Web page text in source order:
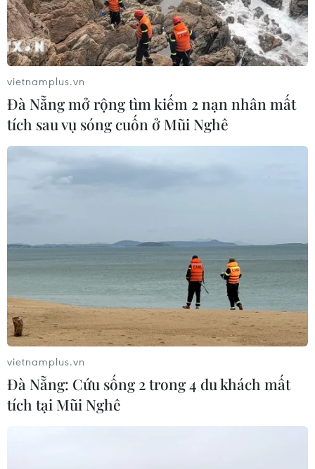
vietnamplus.vn
Đà Nẵng mở rộng tìm kiếm 2 nạn nhân mất
tích sau vụ sóng cuốn ở Mũi Nghê
vietnamplus.vn
Đà Nẵng: Cứu sống 2 trong 4 du khách mất
tích tại Mũi Nghê